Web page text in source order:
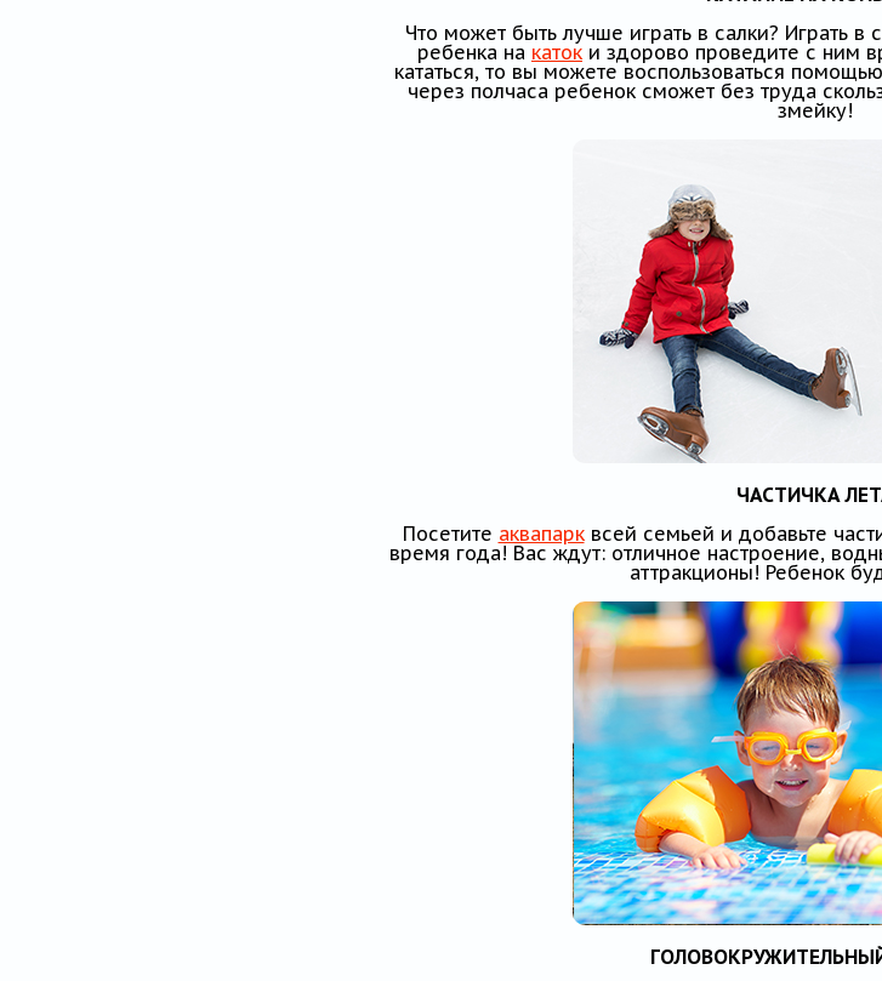
Что может быть лучше играть в салки? Играть в
ребенка на каток и здорово проведите с ним
кататься, то вы можете воспользоваться
через полчаса ребенок сможет без труда
змейку!
ЧАСТИЧКА
Посетите аквапарквсей семьей и добавьте
время года! Вас ждут: отличное настроение,
аттракционы! Ребенок